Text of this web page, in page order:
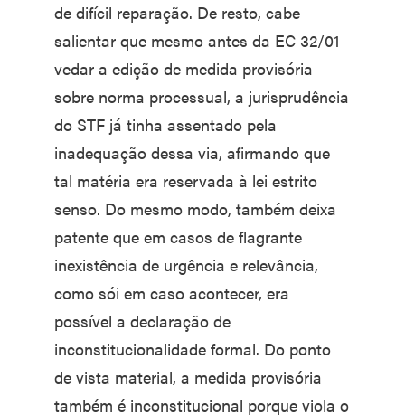
de difícil reparação. De resto, cabe
salientar que mesmo antes da EC 32/01
vedar a edição de medida provisória
sobre norma processual, a jurisprudência
do STF já tinha assentado pela
inadequação dessa via, afirmando que
tal matéria era reservada à lei estrito
senso. Do mesmo modo, também deixa
patente que em casos de flagrante
inexistência de urgência e relevância,
como sói em caso acontecer, era
possível a declaração de
inconstitucionalidade formal. Do ponto
de vista material, a medida provisória
também é inconstitucional porque viola o